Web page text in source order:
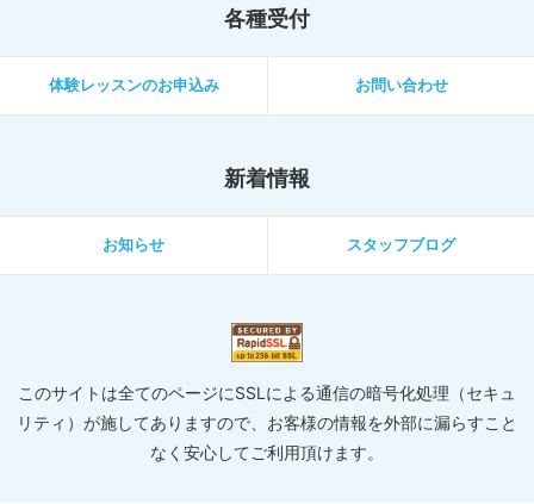
各種受付
体験レッスンのお申込み お問い合わせ
新着情報
お知らせ スタッフブログ
このサイトは全てのページにSSLによる通信の暗号化処理（セキュ
リティ）が施してありますので、お客様の情報を外部に漏らすこと
なく安心してご利用頂けます。